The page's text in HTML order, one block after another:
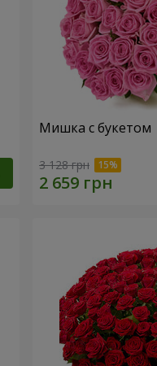
Мишка с букетом
3 128 грн